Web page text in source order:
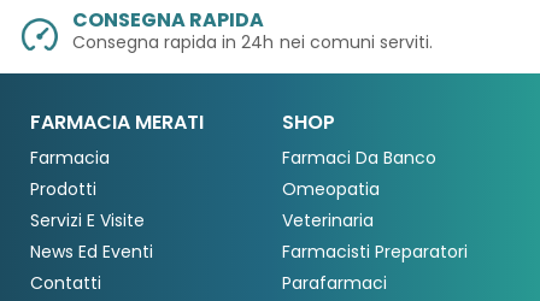
CONSEGNA RAPIDA
Consegna rapida in 24h nei comuni serviti.
FARMACIA MERATI
Farmacia
Prodotti
Servizi E Visite
News Ed Eventi
Contatti
SHOP
Farmaci Da Banco
Omeopatia
Veterinaria
Farmacisti Preparatori
Parafarmaci